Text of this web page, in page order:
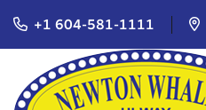
+1 604-581-1111